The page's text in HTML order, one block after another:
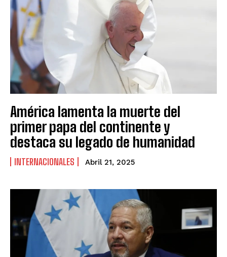
América lamenta la muerte del
primer papa del continente y
destaca su legado de humanidad
INTERNACIONALES Abril 21, 2025